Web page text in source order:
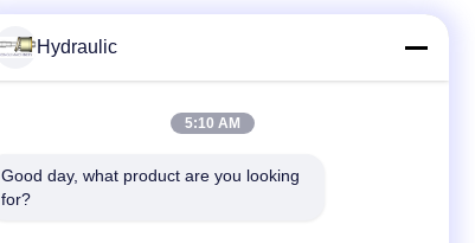
Téléphone :
86-139-12460468
Hydraulic
5:10 AM
Good day, what product are you looking
for?